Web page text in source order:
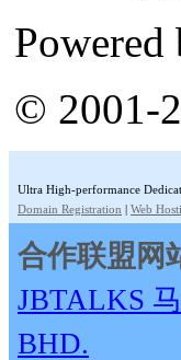
Powered
© 2001-
Ultra High-performance
Domain Registration | Web
合作联盟网
JBTALKS
BHD.